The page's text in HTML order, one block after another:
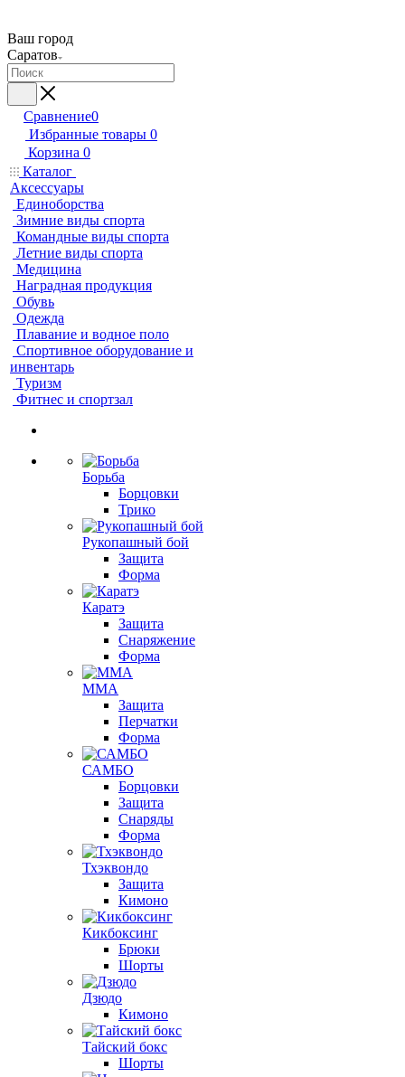
Ваш город
Саратов
Сравнение0
Избранные товары 0
Корзина 0
Каталог
Аксессуары
Единоборства
Зимние виды спорта
Командные виды спорта
Летние виды спорта
Медицина
Наградная продукция
Обувь
Одежда
Плавание и водное поло
Спортивное оборудование и
инвентарь
Туризм
Фитнес и спортзал
Борьба
Борцовки
Трико
Рукопашный бой
Защита
Форма
Каратэ
Защита
Снаряжение
Форма
ММА
Защита
Перчатки
Форма
САМБО
Борцовки
Защита
Снаряды
Форма
Тхэквондо
Защита
Кимоно
Кикбоксинг
Брюки
Шорты
Дзюдо
Кимоно
Тайский бокс
Шорты